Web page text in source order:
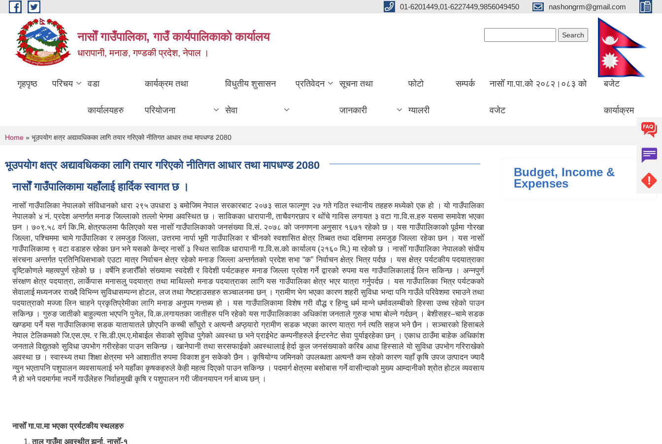
Skip to main content 01-6201449,01-6227449,9856049450 nashongrm@gmail.com
नासाेँ गाउँपालिका, गाउँ कार्यपालिकाकाे कार्यालय
धारापानी, मनाङ, गण्डकी प्रदेश, नेपाल ।
गृहपृष्ठ परिचय वडा
कार्यालयहरु
कार्यक्रम तथा
परियोजना
विधुतीय शुसासन
सेवा
प्रतिवेदन सूचना तथा
जानकारी
फोटो
ग्यालरी
सम्पर्क नासोँ गा.पा.को २०८२।०८३ को
वजेट
बजेट
कार्याक्रम
You are here
Home » भूउपयोग क्षत्र अद्यावधिकका लागि तयार गरिएको नीतिगत आधार तथा मापधण्ड 2080
भूउपयोग क्षत्र अद्यावधिकका लागि तयार गरिएको नीतिगत आधार तथा मापधण्ड 2080
नासाेँ गाउँपालिकामा यहाँलाई हार्दिक स्वागत छ ।
नासोँ गाउँपालिका नेपालको संविधानको धारा २९५ उपधारा ३ बमोजिम नेपाल सरकारबाट २०७३ साल फाल्गुण २७ गते गठित स्थानीय तहहरु मध्येको एक हो । यो गाउँपालिका
नेपालको ४ नं. प्रदेश अन्तर्गत मनाङ जिल्लाको तल्लो भेगमा अवस्थित छ । साविकका धारापानी‚ ताचैवगरछाप र थोँचे गाविस लगायत ३ वटा गा.वि.स.हरु यसमा समावेश भएका
छन । ७०९.५८ वर्ग कि.मि. क्षेत्रफलमा फैलिएको यस नासोँ गाउँपालिकाको जनसंख्या वि.सं. २०७८ को जनगणना अनुसार १६७१ रहेको छ । यस गाउँपालिकाको पूर्वमा गोरखा
जिल्ला, पश्चिममा चामे गाउँपालिका र लमजुङ जिल्ला, उत्तरमा नार्पा भूमी गाउँपालिका र चीनको स्वशासित क्षेत्र तिब्बत तथा दक्षिणमा लमजुङ जिल्ला रहेका छन । यस नासोँ
गाउँपालिकामा ९ वटा वडाहरु रहेका छन भने यसको केन्द्र नासोँ ३ स्थित साविक धारापानी गा.वि.स.को कार्यालय (२१६० मि.) मा रहेको छ । नासोँ गाउँपालिका नेपालको संघीय
संरचना अन्तर्गत प्रतिनिधिसभाको एउटा मात्र निर्वाचन क्षेत्र रहेको मनाङ जिल्ला अन्तर्गतको प्रदेश सभा “क” निर्वाचन क्षेत्र भित्र पर्दछ । यस क्षेत्र पर्यटकीय पदयात्राका
दृष्टिकोणले महत्वपुर्ण रहेको छ । वर्षेनि हजारौँको संख्यामा स्वदेशी र विदेशी पर्यटकहरु मनाङ जिल्ला प्रवेश गर्ने द्वारको रुपमा यस गाउँपालिकालाई लिन सकिन्छ । अन्नपुर्ण
संरक्षण क्षेत्र पदयात्रा, लार्केपास मनासलु पदयात्रा तथा माथिल्लो मनाङ पदयात्राका लागि यस गाउँपालिका क्षेत्र भएर यात्रा गर्नुपर्दछ । यस गाउँपालिका भित्र पर्यटकको
सेवालाई मध्यनजर राख्दै विभिन्न सुविधासम्पन्न होटल, लज तथा गेष्टहाउसहरु सञ्चालनमा छन् । ग्रामीण भेग भएका कारण शहरी सुविधा भन्दा पनि गाउँले परिवेशमा रमाउने तथा
पदयात्राको मज्जा लिन चाहने प्रकृतिप्रेमीका लागि मनाङ अनुपम गन्तब्य हो । यस गाउँपालिकामा विशेष गरी वौद्ध र हिन्दु धर्म मान्ने धर्मावलम्बीको हिस्सा उच्च रहेको पाउन
सकिन्छ । गुरुङ जातीको बाहुल्यता भएपनि पुनेल, वि.क.लगायतका जातीहरु पनि रहेको यस गाउँपालिकाका अधिकांश जनताले गुरुङ भाषा बोल्ने गर्दछन् । बेशीसहर–चामे सडक
खण्डमा पर्ने यस गाउँपालिकामा सडक यातायातले छोएपनि कच्ची साँघुरो र अत्यन्तै अप्ठ्यारो ग्रामीण सडक भएका कारण यात्रा गर्न त्यति सहज भने छैन । सञ्चारको हिसाबले
नेपाल टेलिकमको जि.एस.एम. र सि.डी.एम.ए.मोबाईल सेवाको सुविधा पुगेको अवस्था छ भने प्राईभेट कम्पनीहरुले ईन्टरनेट सेवा पुर्याइरहेका छन् । एकाध ठाउँमा बाहेक अधिकांश
जनताले विद्युतको सुविधा उपभोग गरीरहेका पाउन सकिन्छ । खानेपानी तथा सरसफाईको अवस्थालाई हेर्दा कुल जनसंख्याको करिब आधा हिस्साले यो सुविधा उपभोग गरिराखेको
अवस्था छ । स्वास्थ्य तथा शिक्षा क्षेत्रमा भने आशातीत रुपमा विकाश हुन सकेको छैन । कृषियोग्य जमिनको उपलब्धता अत्यन्तै कम रहेको कारण यहाँ कृषि उपज उत्पादन ज्यादै
न्युन भएतापनि पशुपालन व्यवसायलाई भने यहाँका कृषकहरुले केही महत्व दिएको पाउन सकिन्छ । पदमार्ग क्षेत्रमा बसोबास गर्ने वासीन्दाको मुख्य आम्दानीको श्रोत होटल व्यवसाय
नै हो भने पदमार्गमा नपर्ने गाउँलेहरु निर्वाहमुखी कृषि र पशुपालन गरी जीवनयापन गर्न बाध्य छन् ।
नासोँ गा.पा.मा भएका प्रर्यटकीय स्थलहरु
ताल गाउँमा अवस्थीत झर्ना, नासोँ-१
Budget, Income &
Expenses